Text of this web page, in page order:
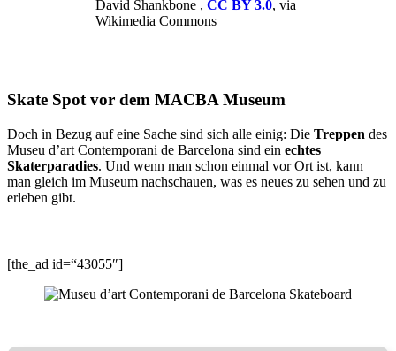
David Shankbone , CC BY 3.0, via
Wikimedia Commons
Skate Spot vor dem MACBA Museum
Doch in Bezug auf eine Sache sind sich alle einig: Die Treppen des
Museu d’art Contemporani de Barcelona sind ein echtes
Skaterparadies. Und wenn man schon einmal vor Ort ist, kann
man gleich im Museum nachschauen, was es neues zu sehen und zu
erleben gibt.
[the_ad id=“43055″]